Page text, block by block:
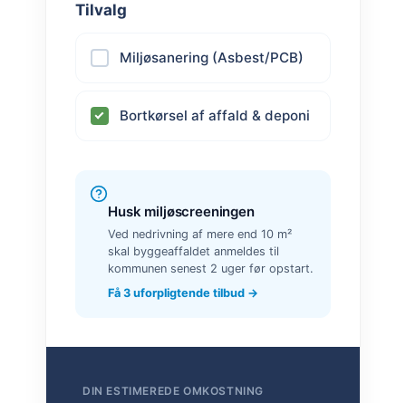
Tilvalg
Miljøsanering (Asbest/PCB)
Bortkørsel af affald & deponi
Husk miljøscreeningen
Ved nedrivning af mere end 10 m²
skal byggeaffaldet anmeldes til
kommunen senest 2 uger før opstart.
Få 3 uforpligtende tilbud →
DIN ESTIMEREDE OMKOSTNING